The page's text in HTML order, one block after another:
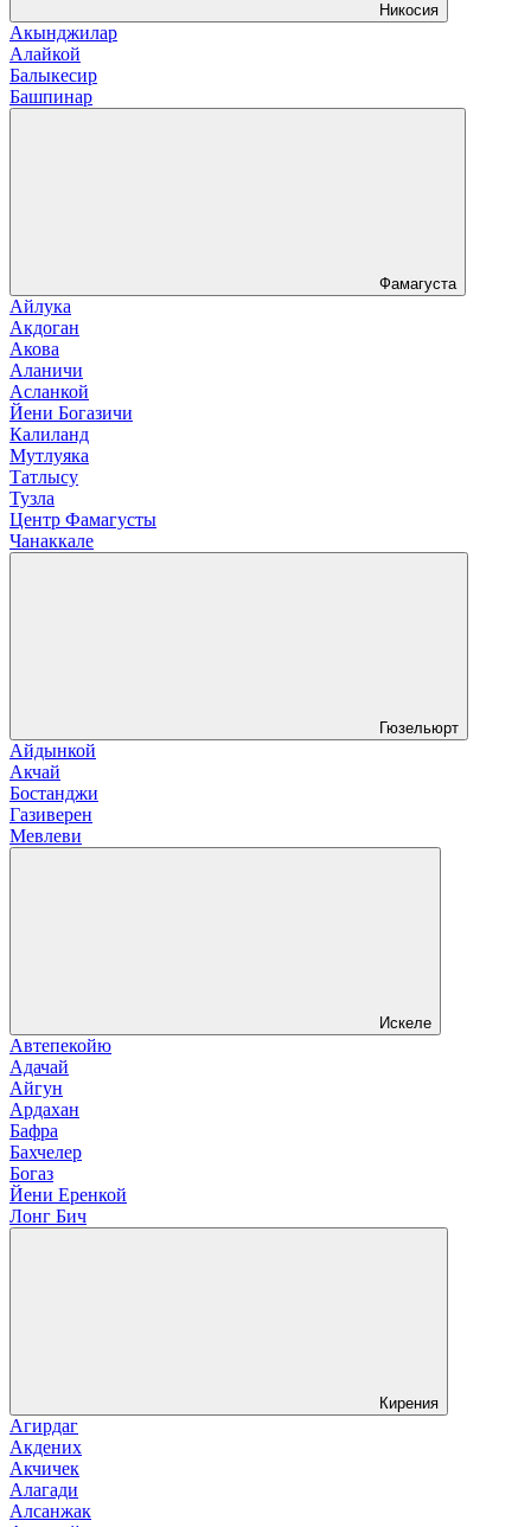
Никосия
Акынджилар
Алайкой
Балыкесир
Башпинар
Фамагуста
Айлука
Акдоган
Акова
Аланичи
Асланкой
Йени Богазичи
Калиланд
Мутлуяка
Татлысу
Тузла
Центр Фамагусты
Чанаккале
Гюзельюрт
Айдынкой
Акчай
Бостанджи
Газиверен
Мевлеви
Искеле
Автепекойю
Адачай
Айгун
Ардахан
Бафра
Бахчелер
Богаз
Йени Еренкой
Лонг Бич
Кирения
Агирдаг
Акдених
Акчичек
Алагади
Алсанжак